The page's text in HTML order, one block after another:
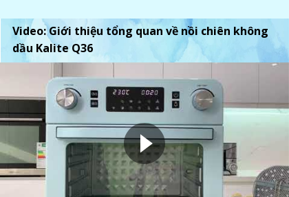
Video: Giới thiệu tổng quan về nồi chiên không
dầu Kalite Q36